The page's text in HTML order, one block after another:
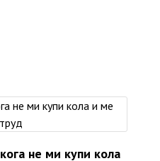
не ми купи кола